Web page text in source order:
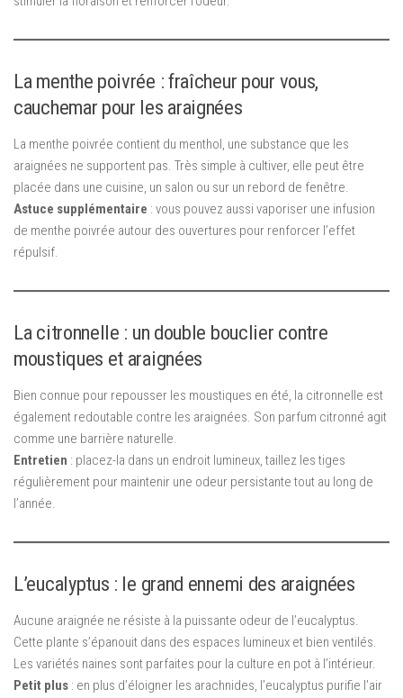
La menthe poivrée : fraîcheur pour vous,
cauchemar pour les araignées
La menthe poivrée contient du menthol, une substance que les
araignées ne supportent pas. Très simple à cultiver, elle peut être
placée dans une cuisine, un salon ou sur un rebord de fenêtre.
Astuce supplémentaire : vous pouvez aussi vaporiser une infusion
de menthe poivrée autour des ouvertures pour renforcer l’effet
répulsif.
La citronnelle : un double bouclier contre
moustiques et araignées
Bien connue pour repousser les moustiques en été, la citronnelle est
également redoutable contre les araignées. Son parfum citronné agit
comme une barrière naturelle.
Entretien : placez-la dans un endroit lumineux, taillez les tiges
régulièrement pour maintenir une odeur persistante tout au long de
l’année.
L’eucalyptus : le grand ennemi des araignées
Aucune araignée ne résiste à la puissante odeur de l’eucalyptus.
Cette plante s’épanouit dans des espaces lumineux et bien ventilés.
Les variétés naines sont parfaites pour la culture en pot à l’intérieur.
Petit plus : en plus d’éloigner les arachnides, l’eucalyptus purifie l’air